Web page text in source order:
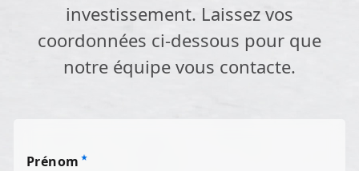
investissement. Laissez vos
coordonnées ci-dessous pour que
notre équipe vous contacte.
Prénom